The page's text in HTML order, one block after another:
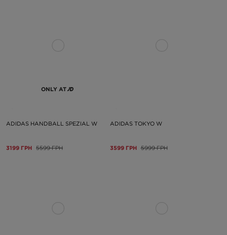
ONLY AT
ADIDAS HANDBALL SPEZIAL W
3199 ГРН 5599 ГРН
ADIDAS TOKYO W
3599 ГРН 5999 ГРН